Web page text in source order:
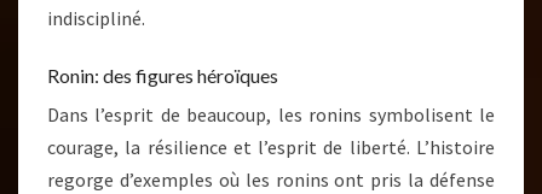
indiscipliné.
Ronin: des figures héroïques
Dans l’esprit de beaucoup, les ronins symbolisent le
courage, la résilience et l’esprit de liberté. L’histoire
regorge d’exemples où les ronins ont pris la défense